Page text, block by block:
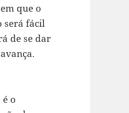
que o
será fácil
de se dar
o